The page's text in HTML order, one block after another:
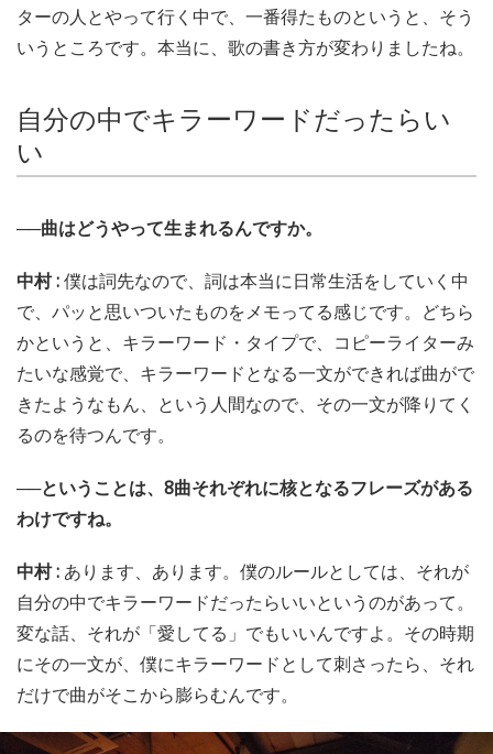
ターの人とやって行く中で、一番得たものというと、そう
いうところです。本当に、歌の書き方が変わりましたね。
自分の中でキラーワードだったらい
い
──曲はどうやって生まれるんですか。
中村 :僕は詞先なので、詞は本当に日常生活をしていく中
で、パッと思いついたものをメモってる感じです。どちら
かというと、キラーワード・タイプで、コピーライターみ
たいな感覚で、キラーワードとなる一文ができれば曲がで
きたようなもん、という人間なので、その一文が降りてく
るのを待つんです。
──ということは、8曲それぞれに核となるフレーズがある
わけですね。
中村 : あります、あります。僕のルールとしては、それが
自分の中でキラーワードだったらいいというのがあって。
変な話、それが「愛してる」でもいいんですよ。その時期
にその一文が、僕にキラーワードとして刺さったら、それ
だけで曲がそこから膨らむんです。